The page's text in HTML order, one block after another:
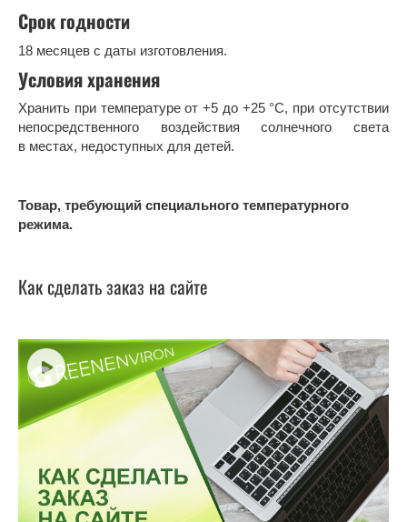
Срок годности
18 месяцев с даты изготовления.
Условия хранения
Хранить при температуре от +5 до +25 °С, при отсутствии
непосредственного воздействия солнечного света
в местах, недоступных для детей.
Товар, требующий специального температурного
режима.
Как сделать заказ на сайте